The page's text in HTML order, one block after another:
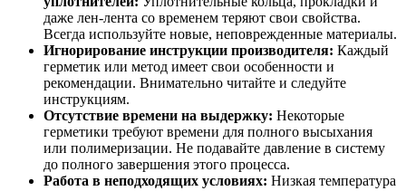
даже лен-лента со временем теряют свои свойства.
Всегда используйте новые, неповрежденные материалы.
Игнорирование инструкции производителя: Каждый
герметик или метод имеет свои особенности и
рекомендации. Внимательно читайте и следуйте
инструкциям.
Отсутствие времени на выдержку: Некоторые
герметики требуют времени для полного высыхания
или полимеризации. Не подавайте давление в систему
до полного завершения этого процесса.
Работа в неподходящих условиях: Низкая температура